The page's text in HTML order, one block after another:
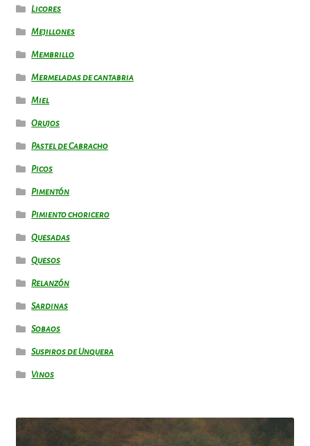
Licores
Mejillones
Membrillo
Mermeladas de cantabria
Miel
Orujos
Pastel de Cabracho
Picos
Pimentón
Pimiento choricero
Quesadas
Quesos
Relanzón
Sardinas
Sobaos
Suspiros de Unquera
Vinos